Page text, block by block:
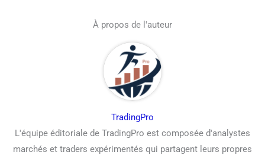
À propos de l'auteur
TradingPro
L'équipe éditoriale de TradingPro est composée d'analystes
marchés et traders expérimentés qui partagent leurs propres